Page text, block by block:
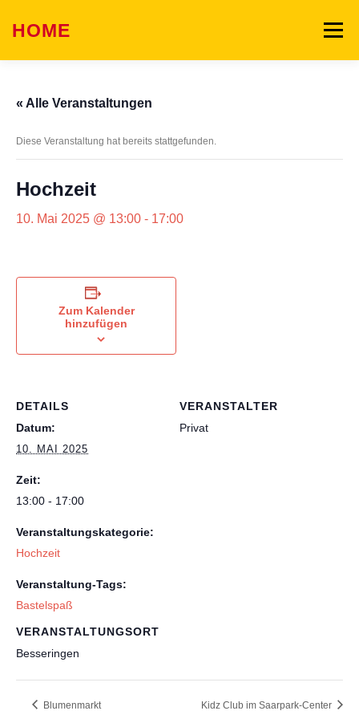
Inhalt
springen
HOME Menü
EVENTS KONTAKT
« Alle Veranstaltungen
Diese Veranstaltung hat bereits stattgefunden.
Hochzeit
10. Mai 2025 @ 13:00 - 17:00
Zum Kalender
hinzufügen
DETAILS
Datum:
10. MAI 2025
Zeit:
13:00 - 17:00
Veranstaltungskategorie:
Hochzeit
Veranstaltung-Tags:
Bastelspaß
VERANSTALTUNGSORT
Besseringen
VERANSTALTER
Privat
Blumenmarkt Kidz Club im Saarpark-Center